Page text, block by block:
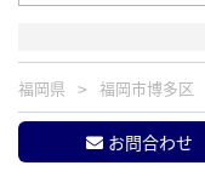
福岡県 福岡市博多区
お問合わせ